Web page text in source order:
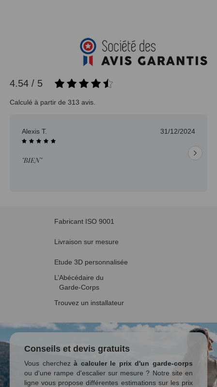
4.54 / 5
Calculé à partir de 313 avis.
Alexis T. 31/12/2024
"BIEN"
Fabricant ISO 9001
Livraison sur mesure
Etude 3D personnalisée
L’Abécédaire du
Garde-Corps
Trouvez un installateur
Conseils et devis gratuits
Vous cherchezà calculer le prix d'un garde-corps
ou d'une rampe d'escalier sur mesure ? Notre site en
ligne vous propose différentes estimations sur les prix